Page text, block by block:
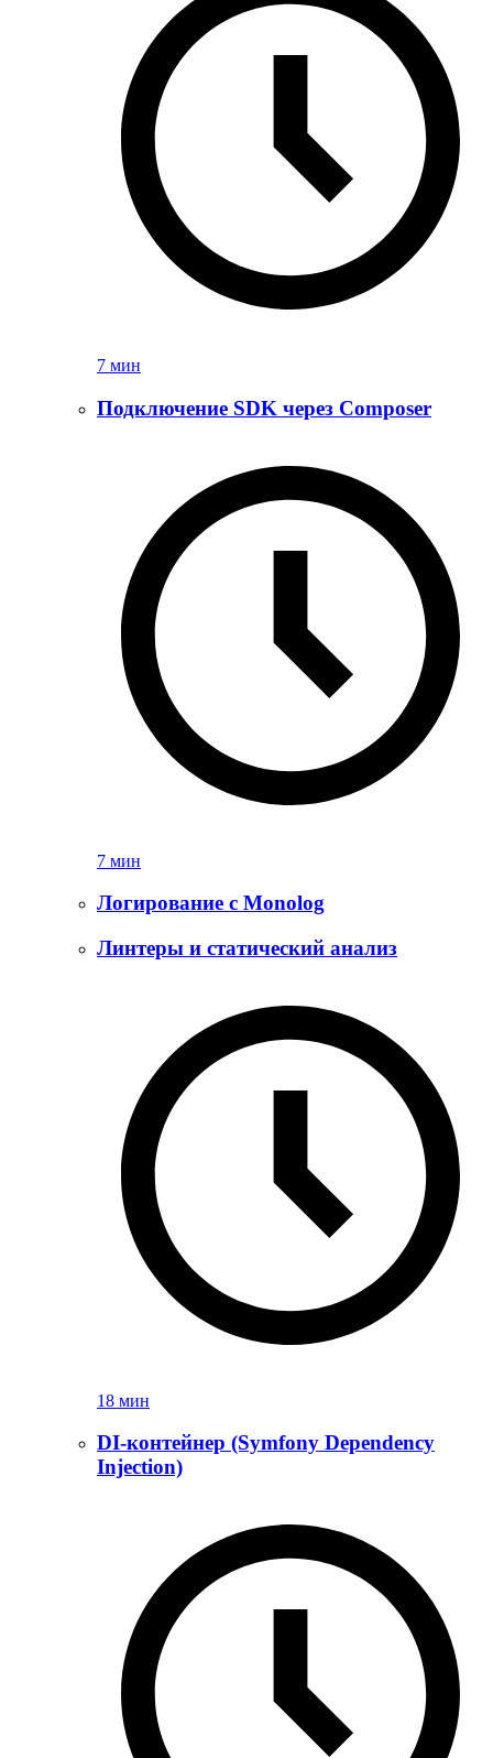
7 мин
Подключение SDK через Composer
7 мин
Логирование с Monolog
Линтеры и статический анализ
18 мин
DI-контейнер (Symfony Dependency
Injection)